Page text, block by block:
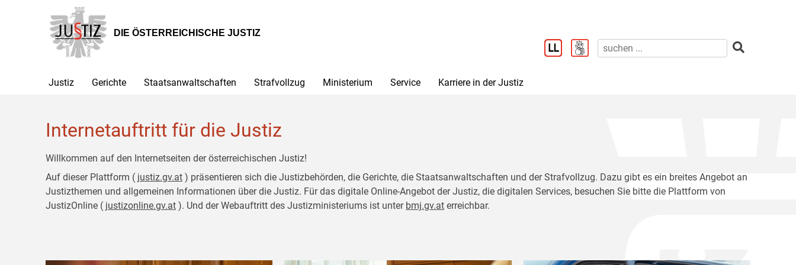
Hauptnavigation
[1]
Inhalt
[2]
DIE ÖSTERREICHISCHE JUSTIZ
Justiz Gerichte Staatsanwaltschaften Strafvollzug Ministerium Service Karriere in der Justiz
Internetauftritt für die Justiz
Willkommen auf den Internetseiten der österreichischen Justiz!
Auf dieser Plattform ( justiz.gv.at ) präsentieren sich die Justizbehörden, die Gerichte, die Staatsanwaltschaften und der Strafvollzug. Dazu gibt es ein breites Angebot an
Justizthemen und allgemeinen Informationen über die Justiz. Für das digitale Online-Angebot der Justiz, die digitalen Services, besuchen Sie bitte die Plattform von
JustizOnline ( justizonline.gv.at ). Und der Webauftritt des Justizministeriums ist unter bmj.gv.at erreichbar.